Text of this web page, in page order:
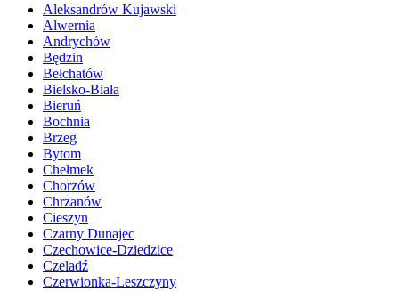
Aleksandrów Kujawski
Alwernia
Andrychów
Będzin
Bełchatów
Bielsko-Biała
Bieruń
Bochnia
Brzeg
Bytom
Chełmek
Chorzów
Chrzanów
Cieszyn
Czarny Dunajec
Czechowice-Dziedzice
Czeladź
Czerwionka-Leszczyny